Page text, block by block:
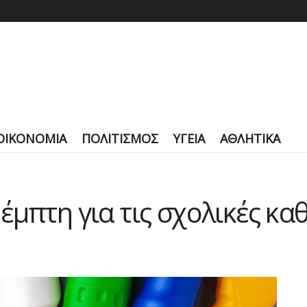
ΠΟΛΙΤΙΣΜΟΣ ΥΓΕΙΑ ΑΘΛΗΤΙΚΑ
για τις σχολικές